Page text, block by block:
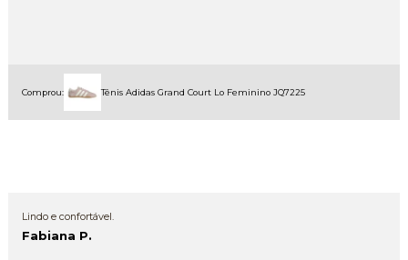
Comprou: Tênis Adidas Grand Court Lo Feminino JQ7225
Lindo e confortável.
Fabiana P.